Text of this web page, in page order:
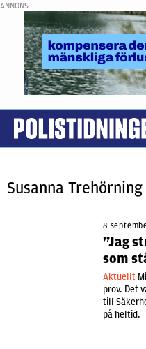
ANNONS
Susanna Trehörning
8
”Jag
som
Aktuellt
prov. Det
till
på heltid.